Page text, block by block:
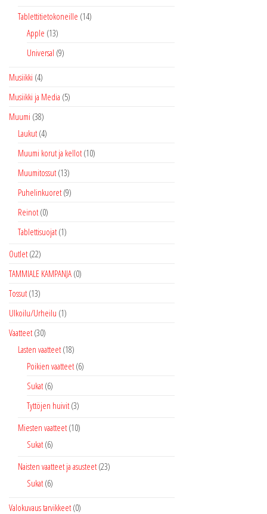
Tablettitietokoneille (14)
Apple (13)
Universal (9)
Musiikki (4)
Musiikki ja Media (5)
Muumi (38)
Laukut (4)
Muumi korut ja kellot (10)
Muumitossut (13)
Puhelinkuoret (9)
Reinot (0)
Tablettisuojat (1)
Outlet (22)
TAMMIALE KAMPANJA (0)
Tossut (13)
Ulkoilu/Urheilu (1)
Vaatteet (30)
Lasten vaatteet (18)
Poikien vaatteet (6)
Sukat (6)
Tyttöjen huivit (3)
Miesten vaatteet (10)
Sukat (6)
Naisten vaatteet ja asusteet (23)
Sukat (6)
Valokuvaus tarvikkeet (0)